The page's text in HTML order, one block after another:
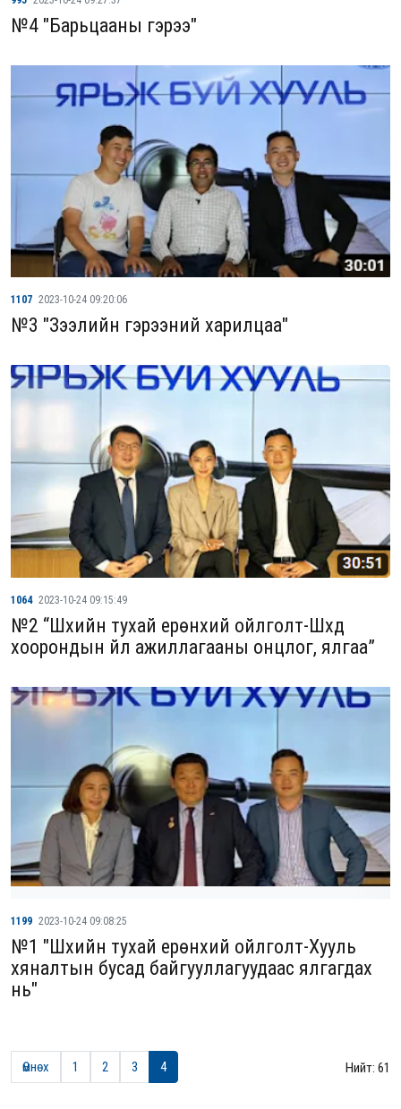
№4 "Барьцааны гэрээ"
1107 2023-10-24 09:20:06
№3 "Зээлийн гэрээний харилцаа"
1064 2023-10-24 09:15:49
№2 “Шүүхийн тухай ерөнхий ойлголт-Шүүхүүд
хоорондын үйл ажиллагааны онцлог, ялгаа”
1199 2023-10-24 09:08:25
№1 "Шүүхийн тухай ерөнхий ойлголт-Хууль
хяналтын бусад байгууллагуудаас ялгагдах
нь"
Өмнөх 1 2 3 4 Нийт: 61